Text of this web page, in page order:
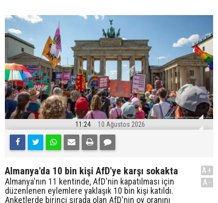
11:24 10 Ağustos 2026
Almanya'da 10 bin kişi AfD'ye karşı sokakta
Almanya'nın 11 kentinde, AfD'nin kapatılması için
düzenlenen eylemlere yaklaşık 10 bin kişi katıldı.
Anketlerde birinci sırada olan AfD'nin oy oranını
A+
A-